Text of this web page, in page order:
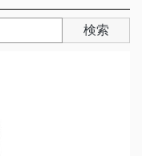
検索